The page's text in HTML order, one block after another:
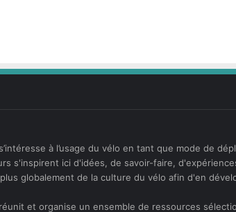
à l’usage du vélo en tant que mode de
s'inspirent ici d'idées, de savoir-faire,
globalement de la culture du vélo afin d'en
et organise un ensemble de ressources